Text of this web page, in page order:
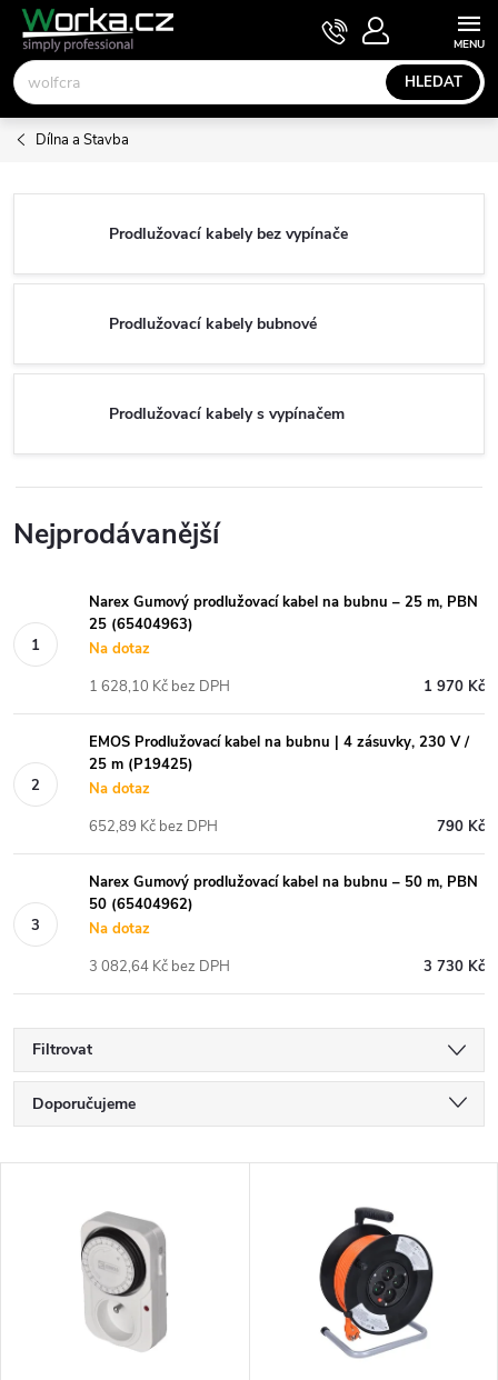
Přejít
obsah
HLEDAT
NÁKUPNÍ
KOŠÍK
Dílna a Stavba
Prodlužovací kabely bez vypínače
Prodlužovací kabely bubnové
Prodlužovací kabely s vypínačem
Nejprodávanější
Narex Gumový prodlužovací kabel na bubnu – 25 m, PBN
25 (65404963)
Na dotaz
1 970 Kč
1 628,10 Kč bez DPH
EMOS Prodlužovací kabel na bubnu | 4 zásuvky, 230 V /
25 m (P19425)
Na dotaz
790 Kč
652,89 Kč bez DPH
Narex Gumový prodlužovací kabel na bubnu – 50 m, PBN
50 (65404962)
Na dotaz
3 730 Kč
3 082,64 Kč bez DPH
Filtrovat
Ř
a
Doporučujeme
Nejprodávanější
Abecedně